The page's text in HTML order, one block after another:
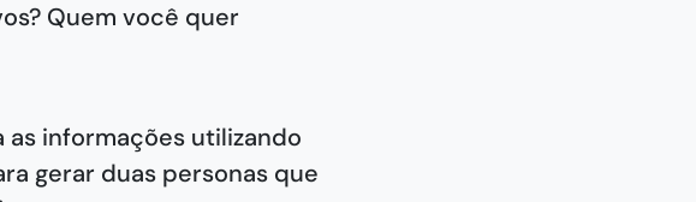
Quem você quer
informações utilizando
gerar duas personas que